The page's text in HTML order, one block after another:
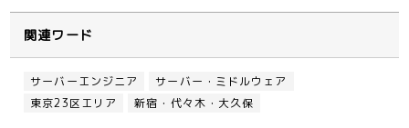
関連ワード
サーバーエンジニア
サーバー・ミドルウェア
東京23区エリア
新宿・代々木・大久保